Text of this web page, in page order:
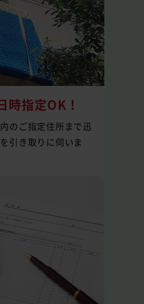
時指定OK！
のご指定住所まで迅
引き取りに伺いま